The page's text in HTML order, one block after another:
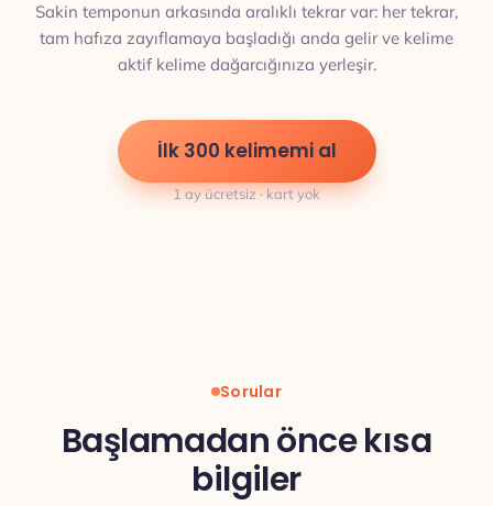
Sakin temponun arkasında aralıklı tekrar var: her tekrar,
tam hafıza zayıflamaya başladığı anda gelir ve kelime
aktif kelime dağarcığınıza yerleşir.
İlk 300 kelimemi al
1 ay ücretsiz · kart yok
Sorular
Başlamadan önce kısa
bilgiler